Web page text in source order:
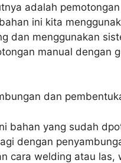
adalah
ini kita
dan menggunakan
manual dengan
dan
bahan yang sudah
dengan
cara welding atau